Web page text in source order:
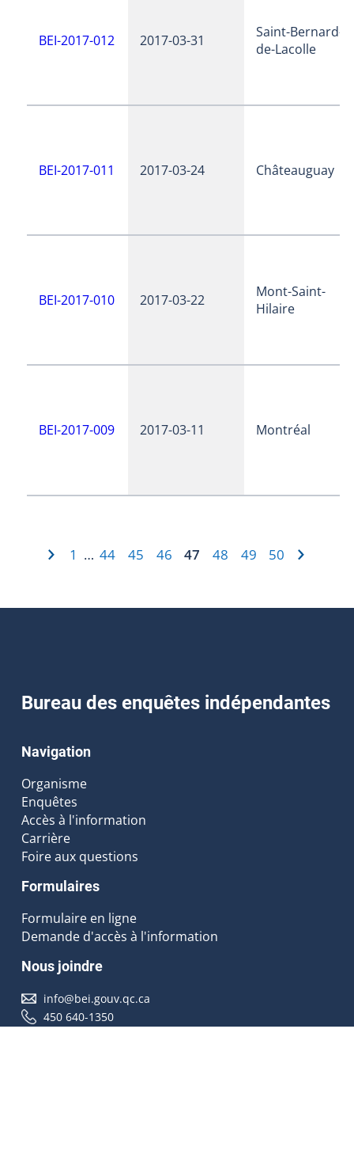
BEI-2017-012 2017-03-31
Saint-Bernard-
de-Lacolle
BEI-2017-011 2017-03-24 Châteauguay
BEI-2017-010 2017-03-22
Mont-Saint-
Hilaire
BEI-2017-009 2017-03-11 Montréal
1 … 44 45 46 47 48 49 50
Bureau des enquêtes indépendantes
Navigation
Organisme
Enquêtes
Accès à l'information
Carrière
Foire aux questions
Formulaires
Formulaire en ligne
Demande d'accès à l'information
Nous joindre
info@bei.gouv.qc.ca
450 640-1350